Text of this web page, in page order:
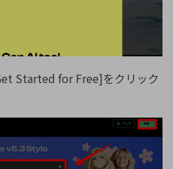
Started for Free]をクリック